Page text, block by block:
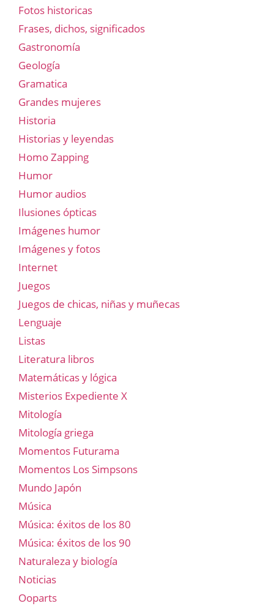
Fotos historicas
Frases, dichos, significados
Gastronomía
Geología
Gramatica
Grandes mujeres
Historia
Historias y leyendas
Homo Zapping
Humor
Humor audios
Ilusiones ópticas
Imágenes humor
Imágenes y fotos
Internet
Juegos
Juegos de chicas, niñas y muñecas
Lenguaje
Listas
Literatura libros
Matemáticas y lógica
Misterios Expediente X
Mitología
Mitología griega
Momentos Futurama
Momentos Los Simpsons
Mundo Japón
Música
Música: éxitos de los 80
Música: éxitos de los 90
Naturaleza y biología
Noticias
Ooparts